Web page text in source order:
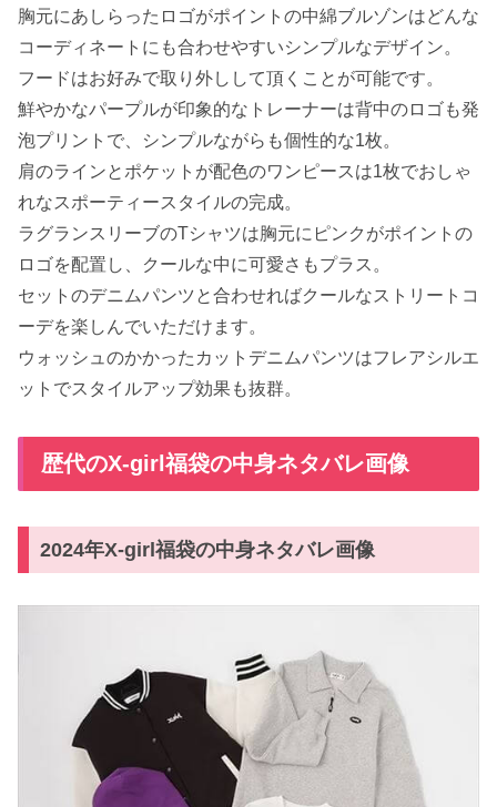
胸元にあしらったロゴがポイントの中綿ブルゾンはどんな
コーディネートにも合わせやすいシンプルなデザイン。
フードはお好みで取り外しして頂くことが可能です。
鮮やかなパープルが印象的なトレーナーは背中のロゴも発
泡プリントで、シンプルながらも個性的な1枚。
肩のラインとポケットが配色のワンピースは1枚でおしゃ
れなスポーティースタイルの完成。
ラグランスリーブのTシャツは胸元にピンクがポイントの
ロゴを配置し、クールな中に可愛さもプラス。
セットのデニムパンツと合わせればクールなストリートコ
ーデを楽しんでいただけます。
ウォッシュのかかったカットデニムパンツはフレアシルエ
ットでスタイルアップ効果も抜群。
歴代のX-girl福袋の中身ネタバレ画像
2024年X-girl福袋の中身ネタバレ画像